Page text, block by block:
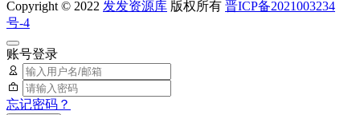
Copyright © 2022 发发资源库 版权所有 晋ICP备2021003234
号-4
账号登录
忘记密码？